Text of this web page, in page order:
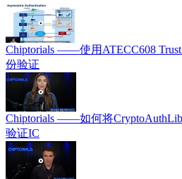
Chiptorials ——使用ATECC608
份验证
Chiptorials ——如何将
验证IC